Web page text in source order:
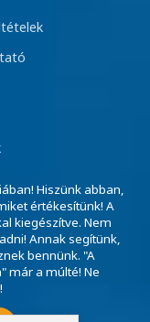
Hiszünk abban,
értékesítünk! A
kiegészítve. Nem
Annak segítünk,
bennünk. "A
már a múlté! Ne